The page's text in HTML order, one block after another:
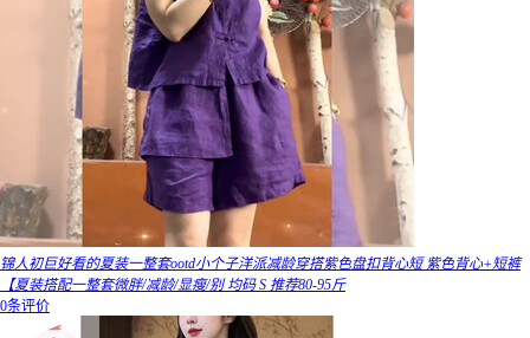
锦人初巨好看的夏装一整套ootd小个子洋派减龄穿搭紫色盘扣背心短 紫色背心+短裤
【夏装搭配一整套微胖/减龄/显瘦/别 均码 S 推荐80-95斤
0条评价